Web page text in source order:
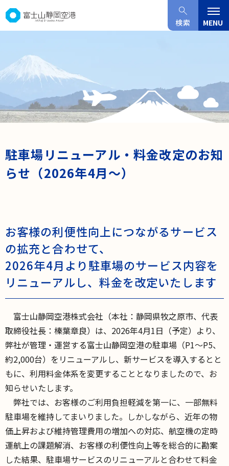
グ
ロ
ル
ナ
ゲ
ー
ョ
ン
へ
本
文
ロ
ー
ナ
ビ
ー
シ
ン
へ
フ
ッ
へ
検索 MENU
駐車場リニューアル・料金改定のお知
らせ（2026年4月～）
お客様の利便性向上につながるサービス
の拡充と合わせて、
2026年4月より駐車場のサービス内容を
リニューアルし、料金を改定いたします
富士山静岡空港株式会社（本社：静岡県牧之原市、代表
取締役社長：榛葉章良）は、2026年4月1日（予定）より、
弊社が管理・運営する富士山静岡空港の駐車場（P1～P5、
約2,000台）をリニューアルし、新サービスを導入するとと
もに、利用料金体系を変更することとなりましたので、お
知らせいたします。
弊社では、お客様のご利用負担軽減を第一に、一部無料
駐車場を維持してまいりました。しかしながら、近年の物
価上昇および維持管理費用の増加への対応、航空機の定時
運航上の課題解消、お客様の利便性向上等を総合的に勘案
した結果、駐車場サービスのリニューアルと合わせて料金